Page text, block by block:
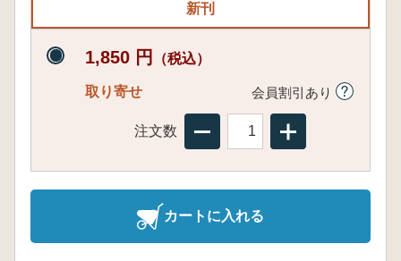
新刊
1,850 円 （税込）
取り寄せ 会員割引あり
注文数
カートに入れる